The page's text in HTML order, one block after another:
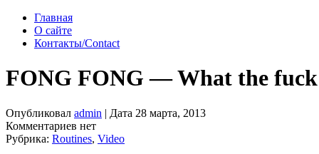
Главная
О сайте
Контакты/Contact
FONG FONG — What the
Опубликовал admin | Дата 28 марта, 2013
Комментариев нет
Рубрика: Routines, Video